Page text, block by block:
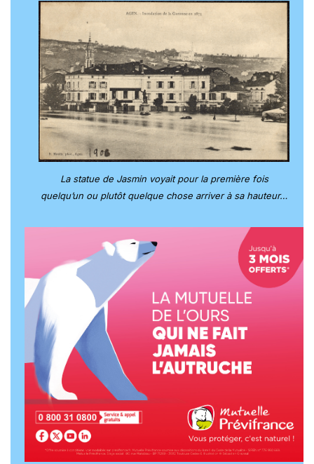
La statue de Jasmin voyait pour la première fois
quelqu’un ou plutôt quelque chose arriver à sa hauteur…